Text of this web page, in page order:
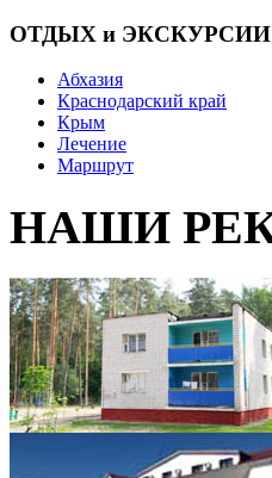
ОТДЫХ и ЭКСКУРСИИ
Абхазия
Краснодарский край
Крым
Лечение
Маршрут
НАШИ